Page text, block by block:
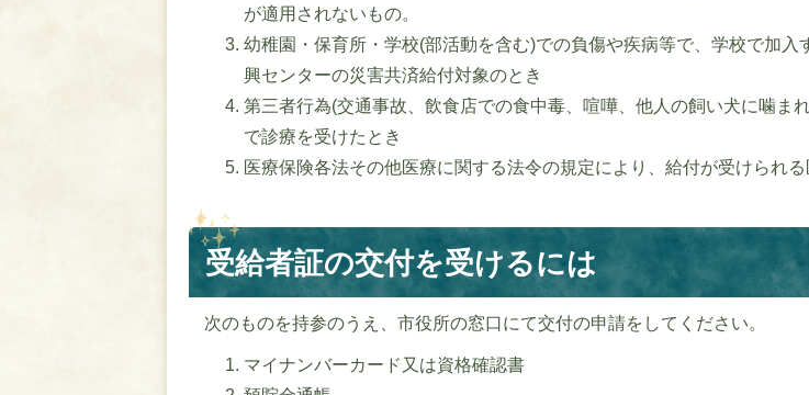
が適用されないもの。
幼稚園・保育所・学校(部活動を含む)での負傷や疾病等で、学校で加入
興センターの災害共済給付対象のとき
第三者行為(交通事故、飲食店での食中毒、喧嘩、他人の飼い犬に噛ま
で診療を受けたとき
医療保険各法その他医療に関する法令の規定により、給付が受けられ
受給者証の交付を受けるには
次のものを持参のうえ、市役所の窓口にて交付の申請をしてください。
マイナンバーカード又は資格確認書